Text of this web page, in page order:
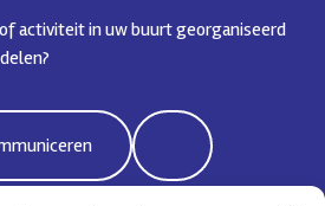
activiteit in uw buurt georganiseerd